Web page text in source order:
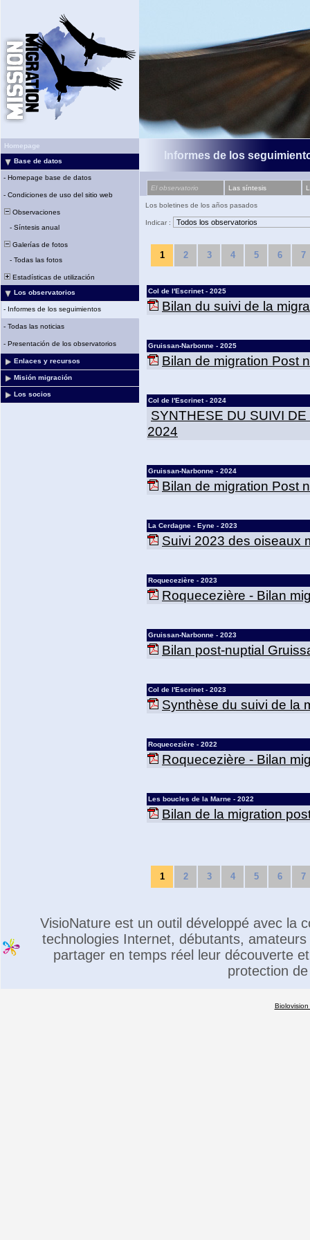
Homepage
Base de datos
- Homepage base de datos
- Condiciones de uso del sitio web
Observaciones
- Síntesis anual
Galerías de fotos
- Todas las fotos
Estadísticas de utilización
Los observatorios
- Informes de los seguimientos
- Todas las noticias
- Presentación de los observatorios
Enlaces y recursos
Misión migración
Los socios
Informes de los
El observatorio Las síntesis
Los boletines de los años pasados
Indicar :
1 2 3 4 5 6 7
Col de l'Escrinet - 2025
Bilan du suivi de la
Gruissan-Narbonne - 2025
Bilan de migration Post
Col de l'Escrinet - 2024
SYNTHESE DU SUIVI
2024
Gruissan-Narbonne - 2024
Bilan de migration Post
La Cerdagne - Eyne - 2023
Suivi 2023 des oiseaux
Roquecezière - 2023
Roquecezière - Bilan
Gruissan-Narbonne - 2023
Bilan post-nuptial
Col de l'Escrinet - 2023
Synthèse du suivi de la
Roquecezière - 2022
Roquecezière - Bilan
Les boucles de la Marne - 2022
Bilan de la migration
1 2 3 4 5 6 7
VisioNature est un outil développé avec la
technologies Internet, débutants,
partager en temps réel leur découverte
protection
Biolovision